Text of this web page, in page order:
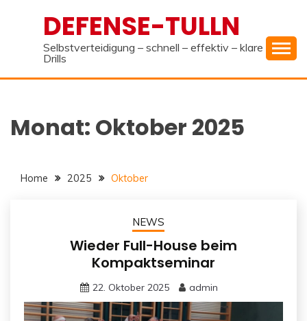
DEFENSE-TULLN
Selbstverteidigung – schnell – effektiv – klare
Drills
Monat: Oktober 2025
Home 2025 Oktober
NEWS
Wieder Full-House beim
Kompaktseminar
22. Oktober 2025 admin